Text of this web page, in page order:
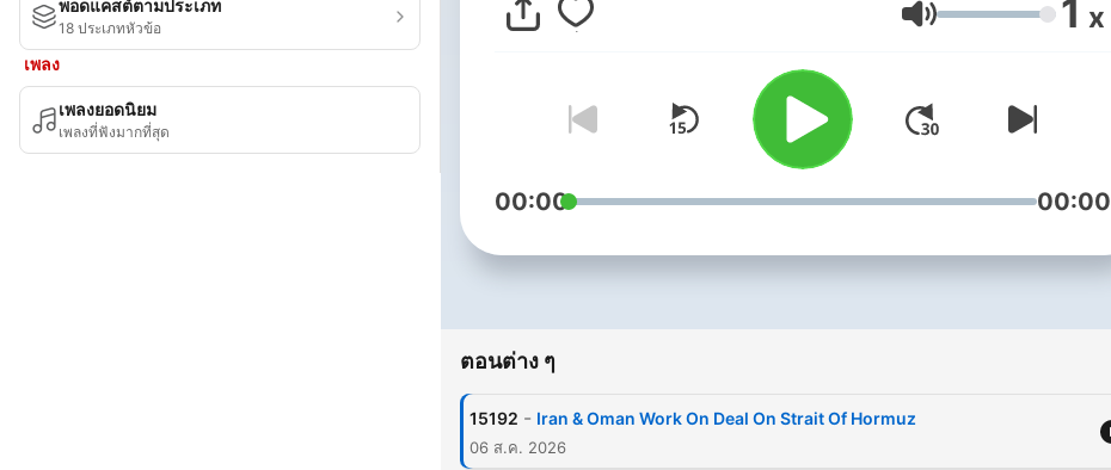
พอดแคสต์ตามประเภท
18 ประเภทหัวข้อ
เพลง
เพลงยอดนิยม
เพลงที่ฟังมากที่สุด
digital-first political media via
platforms such as Big
Hollywood, Big Government,
and BreitbartTV.
ระดับเสียง 1 x
00:00 00:00
ตอนต่าง ๆ
15192 - Iran & Oman Work On Deal On Strait Of Hormuz
06 ส.ค. 2026